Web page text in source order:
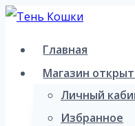
Перейти
содержимому
Главная
Магазин
Личный
Избранное